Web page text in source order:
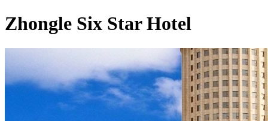
Zhongle Six Star Hotel